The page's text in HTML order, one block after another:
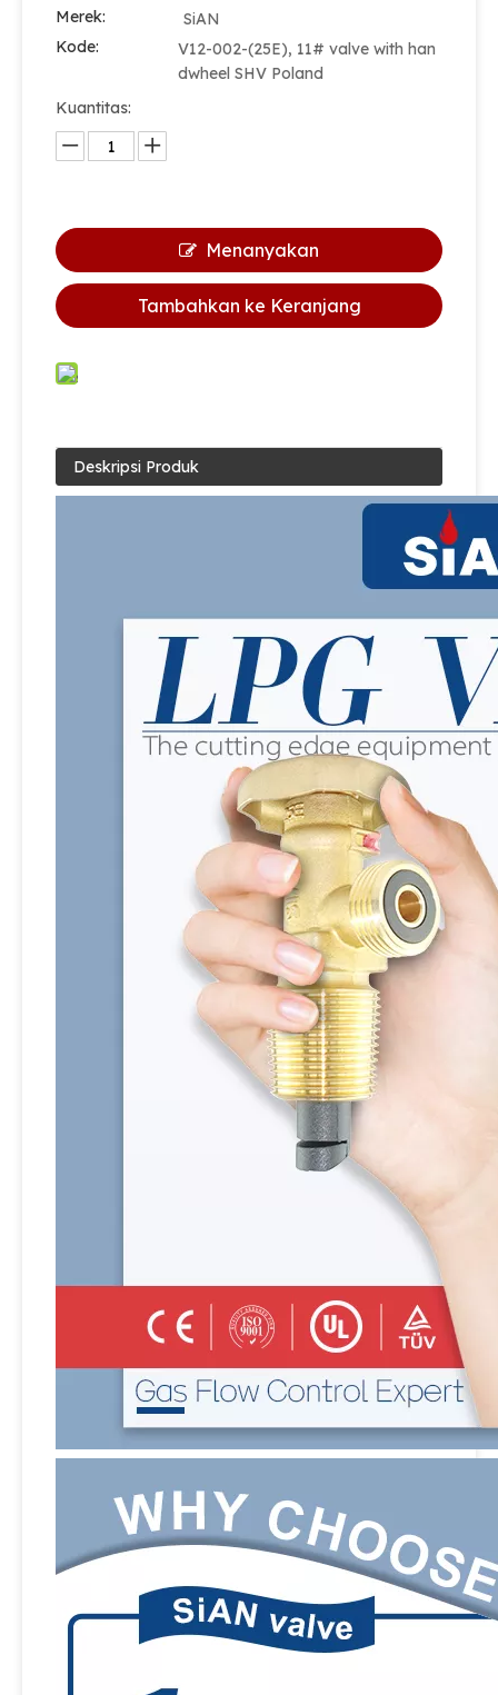
Merek:
SiAN
Kode:
V12-002-(25E), 11# valve with han
dwheel SHV Poland
Kuantitas:
Menanyakan
Tambahkan ke Keranjang
Deskripsi Produk